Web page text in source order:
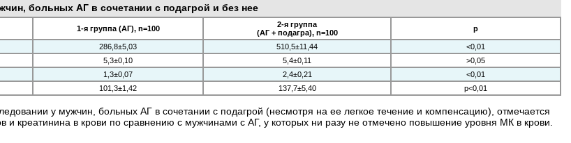
больных АГ в сочетании с подагрой и без нее
1-я группа (АГ), n=100
2-я группа
(АГ + подагра), n=100
р
286,8±5,03 510,5±11,44
<0,01
5,3±0,10 5,4±0,11
>0,05
1,3±0,07 2,4±0,21
<0,01
101,3±1,42 137,7±5,40 р<0,01
у мужчин, больных АГ в сочетании с подагрой (несмотря на ее легкое течение и компенсацию), отмечается
и креа­тинина в крови по сравнению с мужчинами с АГ, у которых ни разу не отмечено повышение уровня МК в крови.